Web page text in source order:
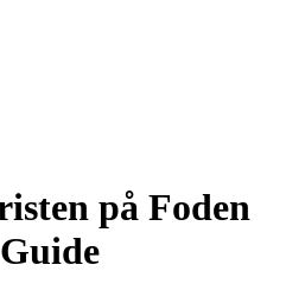
på Foden